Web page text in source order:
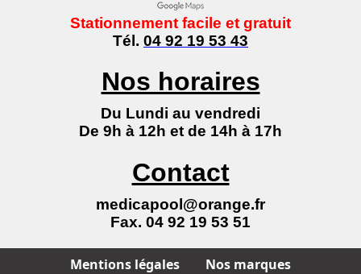
Stationnement facile et gratuit
Tél. 04 92 19 53 43
Nos horaires
Du Lundi au vendredi
De 9h à 12h et de 14h à 17h
Contact
medicapool@orange.fr
Fax. 04 92 19 53 51
Mentions légales Nos marques